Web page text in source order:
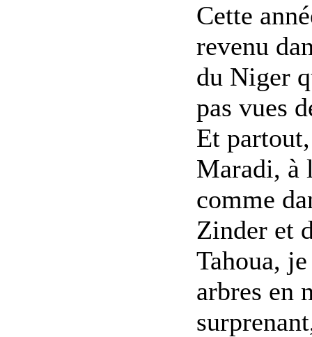
Cette
revenu
du Niger
pas vues
Et
Maradi, à
comme
Zinder et
Tahoua,
arbres en